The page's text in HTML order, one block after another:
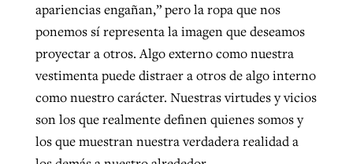
apariencias engañan,” pero la ropa que nos
ponemos sí representa la imagen que deseamos
proyectar a otros. Algo externo como nuestra
vestimenta puede distraer a otros de algo interno
como nuestro carácter. Nuestras virtudes y vicios
son los que realmente definen quienes somos y
los que muestran nuestra verdadera realidad a